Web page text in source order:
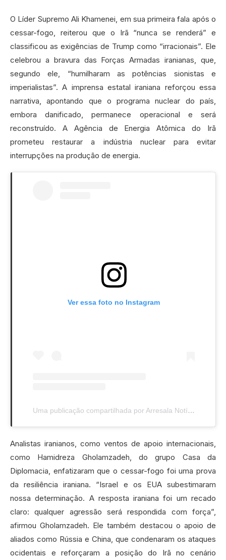
O Líder Supremo Ali Khamenei, em sua primeira fala após o
cessar-fogo, reiterou que o Irã “nunca se renderá” e
classificou as exigências de Trump como “irracionais”. Ele
celebrou a bravura das Forças Armadas iranianas, que,
segundo ele, “humilharam as potências sionistas e
imperialistas”. A imprensa estatal iraniana reforçou essa
narrativa, apontando que o programa nuclear do país,
embora danificado, permanece operacional e será
reconstruído. A Agência de Energia Atômica do Irã
prometeu restaurar a indústria nuclear para evitar
interrupções na produção de energia.
Ver essa foto no Instagram
Uma publicação compartilhada por Arresala Notícias (@arresalanoticias)
Analistas iranianos, como ventos de apoio internacionais,
como Hamidreza Gholamzadeh, do grupo Casa da
Diplomacia, enfatizaram que o cessar-fogo foi uma prova
da resiliência iraniana. “Israel e os EUA subestimaram
nossa determinação. A resposta iraniana foi um recado
claro: qualquer agressão será respondida com força”,
afirmou Gholamzadeh. Ele também destacou o apoio de
aliados como Rússia e China, que condenaram os ataques
ocidentais e reforçaram a posição do Irã no cenário